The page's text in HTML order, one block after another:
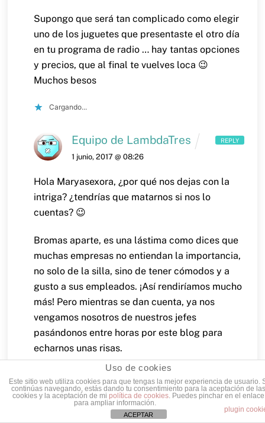
Supongo que será tan complicado como elegir
uno de los juguetes que presentaste el otro día
en tu programa de radio … hay tantas opciones
y precios, que al final te vuelves loca 😉
Muchos besos
Cargando...
Equipo de LambdaTres
1 junio, 2017 @ 08:26
Hola Maryasexora, ¿por qué nos dejas con la
intriga? ¿tendrías que matarnos si nos lo
cuentas? 😉
Bromas aparte, es una lástima como dices que
muchas empresas no entiendan la importancia,
no solo de la silla, sino de tener cómodos y a
gusto a sus empleados. ¡Así rendiríamos mucho
más! Pero mientras se dan cuenta, ya nos
vengamos nosotros de nuestros jefes
pasándonos entre horas por este blog para
echarnos unas risas.
Cargando...
REPLY
Uso de cookies
Este sitio web utiliza cookies para que tengas la mejor experiencia de usuario.
continúas navegando, estás dando tu consentimiento para la aceptación de las
cookies y la aceptación de mi política de cookies. Puedes pinchar en el enlace
para ampliar información.
plugin
ACEPTAR